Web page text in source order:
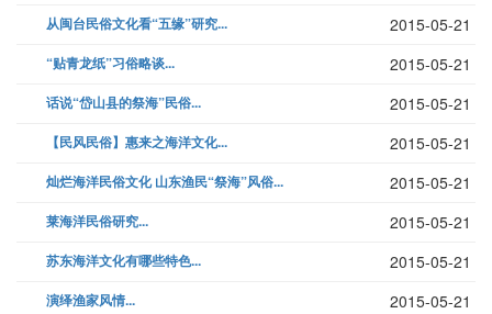
从闽台民俗文化看“五缘”研究... 2015-05-21
“贴青龙纸”习俗略谈... 2015-05-21
话说“岱山县的祭海”民俗... 2015-05-21
【民风民俗】惠来之海洋文化... 2015-05-21
灿烂海洋民俗文化 山东渔民“祭海”风俗... 2015-05-21
莱海洋民俗研究... 2015-05-21
苏东海洋文化有哪些特色... 2015-05-21
演绎渔家风情... 2015-05-21